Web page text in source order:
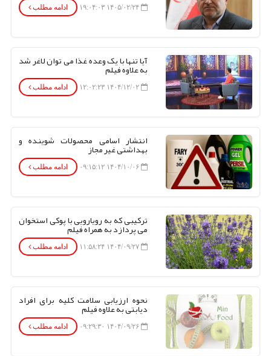
۱۴۰۵/۰۲/۲۴ ۱۹:۰۴:۰۳ ادامه مطلب
آیا تنها با یک وعده غذا می توان لاغر شد
به علاوه فیلم
۱۴۰۴/۱۲/۰۲ ۱۲:۰۲:۲۳ ادامه مطلب
انتشار اسامی محصولات شوینده و
بهداشتی غیر مجاز
۱۴۰۴/۱۰/۰۶ ۰۹:۱۵:۱۲ ادامه مطلب
ترکیبی که به رویارویی با پوکی استخوان
می پردازد به همراه فیلم
۱۴۰۴/۰۹/۲۷ ۱۱:۵۸:۲۴ ادامه مطلب
نحوه ارزیابی سلامت کلیه برای افراد
دیابتی به علاوه فیلم
۱۴۰۴/۰۹/۲۶ ۰۹:۲۹:۳۰ ادامه مطلب